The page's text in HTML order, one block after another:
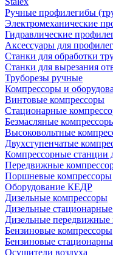
Ручные профилегибы
Электромеханические
Гидравлические
Аксессуары для
Станки для обработки
Станки для вырезания
Труборезы ручные
Компрессоры и
Винтовые компрессоры
Стационарные
Безмасляные
Высоковольтные
Двухступенчатые
Компрессорные станции
Передвижные
Поршневые компрессоры
Оборудование КЕДР
Дизельные компрессоры
Дизельные
Дизельные передвижные
Бензиновые компрессоры
Бензиновые
Осушители воздуха